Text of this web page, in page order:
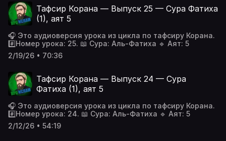
Тафсир Корана — Выпуск 25 — Сура Фатиха
(1), аят 5
🎧 Это аудиоверсия урока из цикла по тафсиру Корана.
#️⃣Номер урока: 25. 📖 Сура: Аль-Фатиха 🔹 Аят: 5
2/19/26 • 70:36
Тафсир Корана — Выпуск 24 — Сура
Фатиха (1), аят 5
🎧 Это аудиоверсия урока из цикла по тафсиру Корана.
#️⃣Номер урока: 24. 📖 Сура: Аль-Фатиха 🔹 Аят: 5
2/12/26 • 54:19